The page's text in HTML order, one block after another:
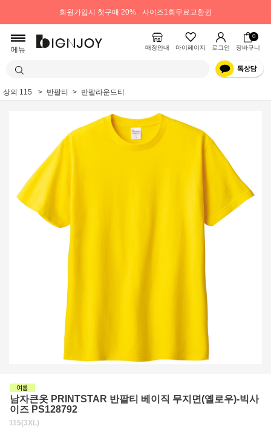
회원가입시 첫구매 20% 사이즈1회무료교환권
메뉴 매장안내 마이페이지 로그인
0
장바구니
상의 115 반팔티 반팔라운드티
남자큰옷 PRINTSTAR 반팔티 베이직 무지면(옐로우)-빅사
이즈 PS128792
115(3XL)